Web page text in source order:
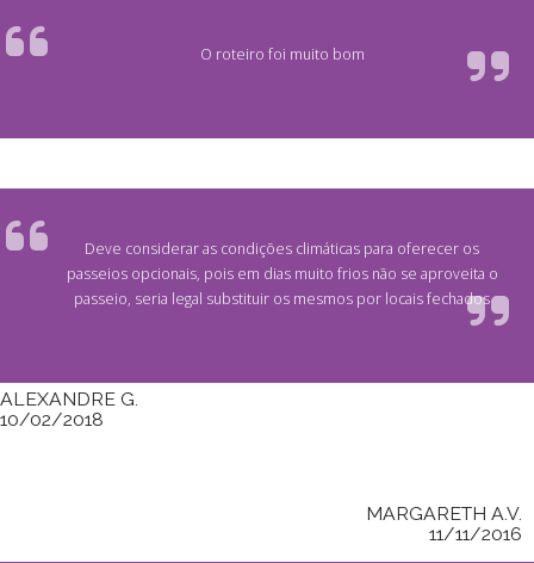
O roteiro foi muito bom
Deve considerar as condições climáticas para oferecer os
passeios opcionais, pois em dias muito frios não se aproveita o
passeio, seria legal substituir os mesmos por locais fechados
ALEXANDRE G.
10/02/2018
MARGARETH A.V.
11/11/2016